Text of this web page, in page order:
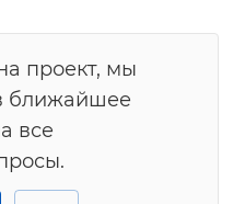
проект, мы
ближайшее
все